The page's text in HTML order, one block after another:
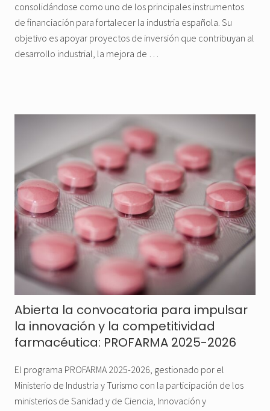
consolidándose como uno de los principales instrumentos
de financiación para fortalecer la industria española. Su
objetivo es apoyar proyectos de inversión que contribuyan al
desarrollo industrial, la mejora de …
Abierta la convocatoria para impulsar
la innovación y la competitividad
farmacéutica: PROFARMA 2025-2026
El programa PROFARMA 2025-2026, gestionado por el
Ministerio de Industria y Turismo con la participación de los
ministerios de Sanidad y de Ciencia, Innovación y